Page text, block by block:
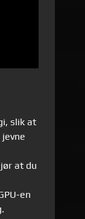
slik at
at du
en